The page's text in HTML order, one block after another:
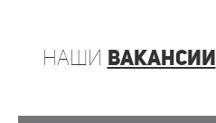
наши вакансии